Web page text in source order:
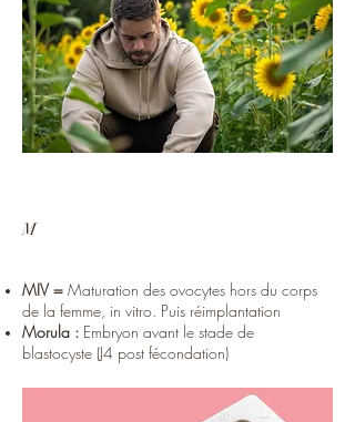
M
MIV = Maturation des ovocytes hors du corps
de la femme, in vitro. Puis réimplantation
Morula : Embryon avant le stade de
blastocyste (J4 post fécondation)